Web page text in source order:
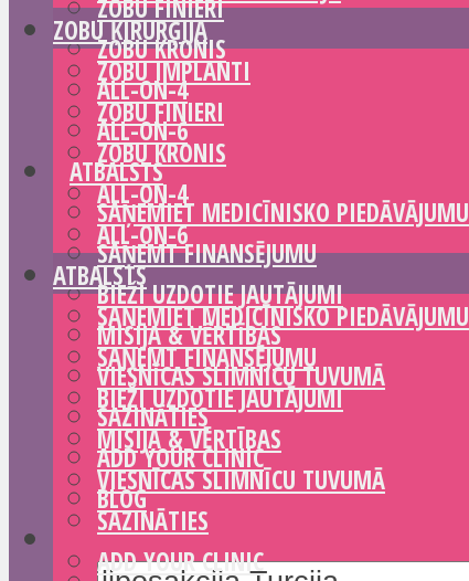
ZOBU FINIERI
ZOBU KRONIS
ALL-ON-4
ALL-ON-6
ATBALSTS
SAŅEMIET MEDICĪNISKO PIEDĀVĀJUMU
SAŅEMT FINANSĒJUMU
BIEŽI UZDOTIE JAUTĀJUMI
MISIJA & VĒRTĪBAS
VIESNĪCAS SLIMNĪCU TUVUMĀ
SAZINĀTIES
ADD YOUR CLINIC
BLOG
ZOBU ĶIRURĢIJA
ZOBU IMPLANTI
ZOBU FINIERI
ZOBU KRONIS
ALL-ON-4
ALL-ON-6
ATBALSTS
SAŅEMIET MEDICĪNISKO PIEDĀVĀJUMU
SAŅEMT FINANSĒJUMU
BIEŽI UZDOTIE JAUTĀJUMI
MISIJA & VĒRTĪBAS
VIESNĪCAS SLIMNĪCU TUVUMĀ
SAZINĀTIES
ADD YOUR CLINIC